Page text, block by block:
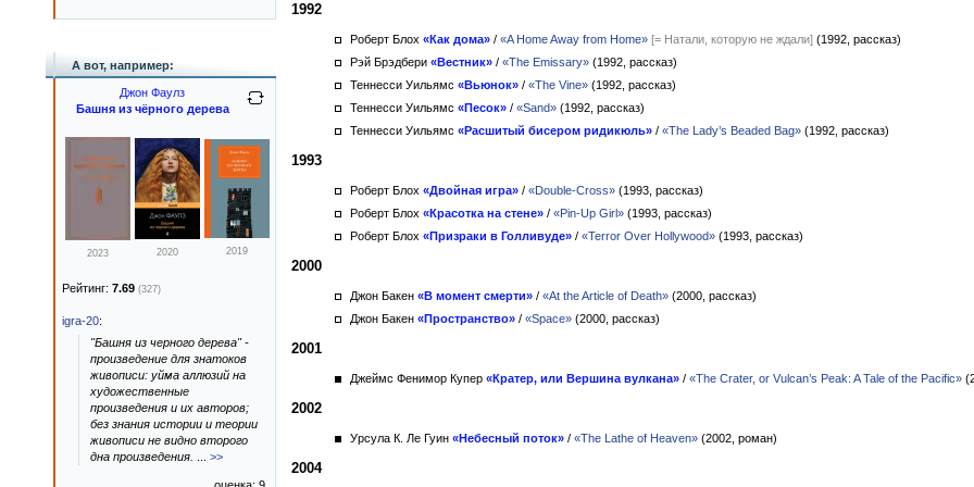
1992
Роберт Блох «Как дома» / «A Home Away from Home» [= Натали, которую не ждали] (1992, рассказ)
Рэй Брэдбери «Вестник» / «The Emissary» (1992, рассказ)
Теннесси Уильямс «Вьюнок» / «The Vine» (1992, рассказ)
Теннесси Уильямс «Песок» / «Sand» (1992, рассказ)
Теннесси Уильямс «Расшитый бисером ридикюль» / «The Lady’s Beaded Bag» (1992, рассказ)
1993
Роберт Блох «Двойная игра» / «Double-Cross» (1993, рассказ)
Роберт Блох «Красотка на стене» / «Pin-Up Girl» (1993, рассказ)
Роберт Блох «Призраки в Голливуде» / «Terror Over Hollywood» (1993, рассказ)
2000
Джон Бакен «В момент смерти» / «At the Article of Death» (2000, рассказ)
Джон Бакен «Пространство» / «Space» (2000, рассказ)
2001
Джеймс Фенимор Купер «Кратер, или Вершина вулкана» / «The Crater, or Vulcan’s Peak: A Tale of the Pacific»
2002
Урсула К. Ле Гуин «Небесный поток» / «The Lathe of Heaven» (2002, роман)
2004
А вот, например:
Джон Фаулз
Башня из чёрного дерева
2023 2020 2019
Рейтинг: 7.69 (327)
igra-20:
"Башня из черного дерева" -
произведение для знатоков
живописи: уйма аллюзий на
художественные
произведения и их авторов;
без знания истории и теории
живописи не видно второго
дна произведения.
>>